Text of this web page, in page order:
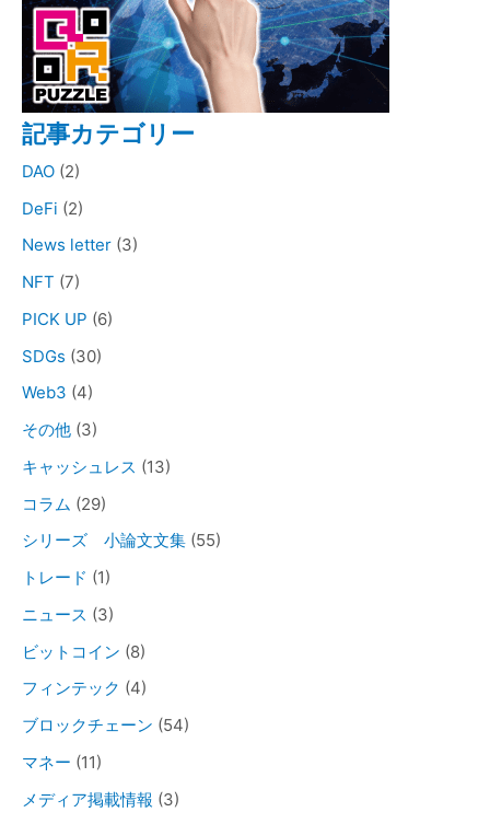
記事カテゴリー
DAO (2)
DeFi (2)
News letter (3)
NFT (7)
PICK UP (6)
SDGs (30)
Web3 (4)
その他 (3)
キャッシュレス (13)
コラム (29)
シリーズ 小論文文集 (55)
トレード (1)
ニュース (3)
ビットコイン (8)
フィンテック (4)
ブロックチェーン (54)
マネー (11)
メディア掲載情報 (3)